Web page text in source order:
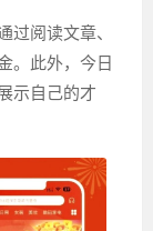
过阅读文章、
。此外，今日
示自己的才